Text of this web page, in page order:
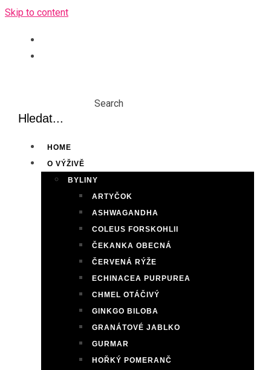
Skip to content
Search
HOME
O VÝŽIVĚ
BYLINY
ARTYČOK
ASHWAGANDHA
COLEUS FORSKOHLII
ČEKANKA OBECNÁ
ČERVENÁ RÝŽE
ECHINACEA PURPUREA
CHMEL OTÁČIVÝ
GINKGO BILOBA
GRANÁTOVÉ JABLKO
GURMAR
HOŘKÝ POMERANČ